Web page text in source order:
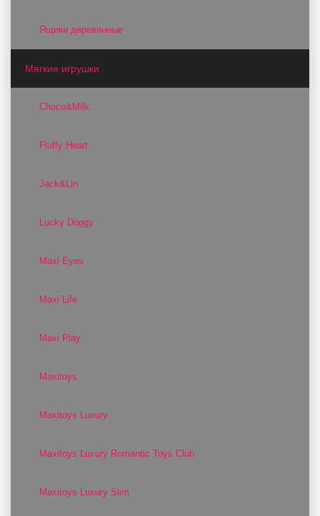
Ящики деревянные
Мягкие игрушки
Choco&Milk
Fluffy Heart
Jack&Lin
Lucky Doggy
Maxi Eyes
Maxi Life
Maxi Play
Maxitoys
Maxitoys Luxury
Maxitoys Luxury Romantic Toys Club
Maxitoys Luxury Slim